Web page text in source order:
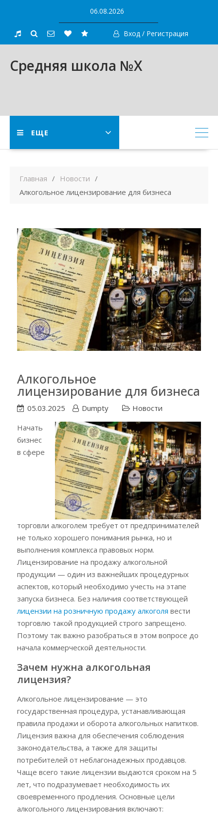
content
06.08.2026
Вход / Регистрация
Средняя школа №X
ЕЩЕ
Главная
Новости
Алкогольное лицензирование для бизнеса
Алкогольное
лицензирование для бизнеса
05.03.2025 Dumpty
Новости
Начать
бизнес
в сфере
торговли алкоголем требует от предпринимателей
не только хорошего понимания рынка, но и
выполнения комплекса правовых норм.
Лицензирование на продажу алкогольной
продукции — один из важнейших процедурных
аспектов, который необходимо учесть на этапе
запуска бизнеса. Без наличия соответствующей
лицензии на розничную продажу алкоголя вести
торговлю такой продукцией строго запрещено.
Поэтому так важно разобраться в этом вопросе до
начала коммерческой деятельности.
Зачем нужна алкогольная
лицензия?
Алкогольное лицензирование — это
государственная процедура, устанавливающая
правила продажи и оборота алкогольных напитков.
Лицензия важна для обеспечения соблюдения
законодательства, а также для защиты
потребителей от неблагонадежных продавцов.
Чаще всего такие лицензии выдаются сроком на 5
лет, что подразумевает необходимость их
своевременного продления. Основные цели
алкогольного лицензирования включают: